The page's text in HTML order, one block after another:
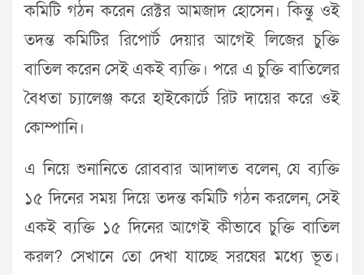
কমিটি গঠন করেন রেক্টর আমজাদ হোসেন। কিন্তু ওই
তদন্ত কমিটির রিপোর্ট দেয়ার আগেই লিজের চুক্তি
বাতিল করেন সেই একই ব্যক্তি। পরে এ চুক্তি বাতিলের
বৈধতা চ্যালেঞ্জ করে হাইকোর্টে রিট দায়ের করে ওই
কোম্পানি।
এ নিয়ে শুনানিতে রোববার আদালত বলেন, যে ব্যক্তি
১৫ দিনের সময় দিয়ে তদন্ত কমিটি গঠন করলেন, সেই
একই ব্যক্তি ১৫ দিনের আগেই কীভাবে চুক্তি বাতিল
করল? সেখানে তো দেখা যাচ্ছে সরষের মধ্যে ভূত।